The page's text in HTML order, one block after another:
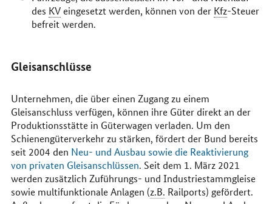
des KVeingesetzt werden, können von der Kfz-Steuer
befreit werden.
Gleisanschlüsse
Unternehmen, die über einen Zugang zu einem
Gleisanschluss verfügen, können ihre Güter direkt an der
Produktionsstätte in Güterwagen verladen. Um den
Schienengüterverkehr zu stärken, fördert der Bund bereits
seit 2004 den Neu- und Ausbau sowie die Reaktivierung
von privaten Gleisanschlüssen. Seit dem 1. März 2021
werden zusätzlich Zuführungs- und Industriestammgleise
sowie multifunktionale Anlagen (z.B. Railports) gefördert.